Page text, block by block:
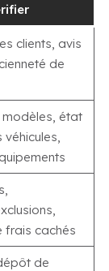
clients, avis
de
état
frais cachés
de